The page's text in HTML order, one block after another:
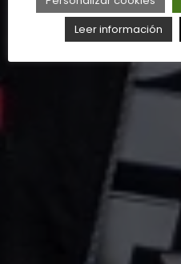
Leer información